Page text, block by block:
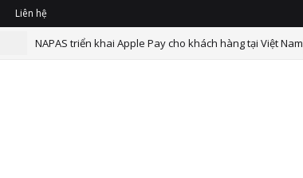
Liên hệ
NAPAS triển khai Apple Pay cho khách hàng tại Việt Nam